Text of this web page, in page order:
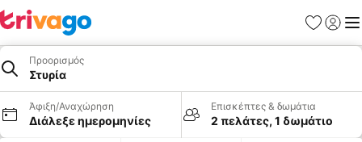
Προορισμός
Στυρία
Άφιξη/Αναχώρηση
Διάλεξε ημερομηνίες
Επισκέπτες & δωμάτια
2 πελάτες, 1 δωμάτιο